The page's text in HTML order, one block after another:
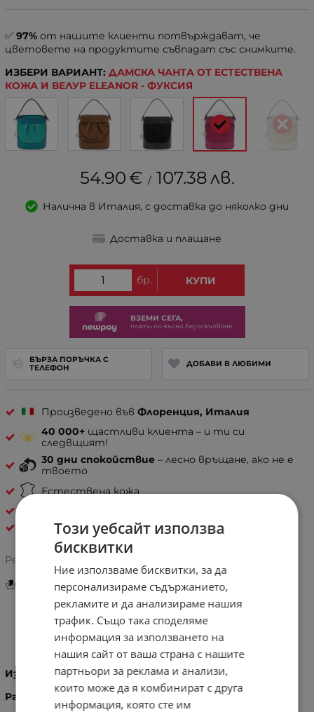
✅ 97% от нашите клиенти потвърждават, че
цветовете на продуктите съвпадат със снимките.
ИЗБЕРИ ВАРИАНТ: ДАМСКА ЧАНТА ОТ ЕСТЕСТВЕНА
КОЖА И ВЕЛУР ELEANOR - ФУКСИЯ
54.90€ / 107.38 лв.
Налична в Италия, с доставка до няколко дни
Доставка и плащане
Инструкции за грижа и поддръжка
бр. КУПИ
ВЗЕМИ СЕГА,
плати по-късно без оскъпвяне
БЪРЗА ПОРЪЧКА С
ТЕЛЕФОН
ДОБАВИ В ЛЮБИМИ
Произведено във Флоренция, Италия
40 000+ щастливи клиента – и ти си
следвщият!
30 дни спокойствие – лесно връщане, ако не е
твоето
Естествена кожа
Pelletteria Italia
Рейтинг:
Информация
Изработка: 100% - Естествена кожа и велур
Размери
Този уебсайт използва
бисквитки
Ние използваме бисквитки, за да
персонализираме съдържанието,
рекламите и да анализираме нашия
трафик. Също така споделяме
информация за използването на
нашия сайт от ваша страна с нашите
партньори за реклама и анализи,
които може да я комбинират с друга
информация, която сте им